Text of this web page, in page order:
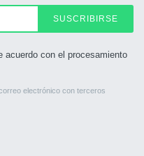
SUSCRIBIRSE
con el procesamiento
electrónico con terceros